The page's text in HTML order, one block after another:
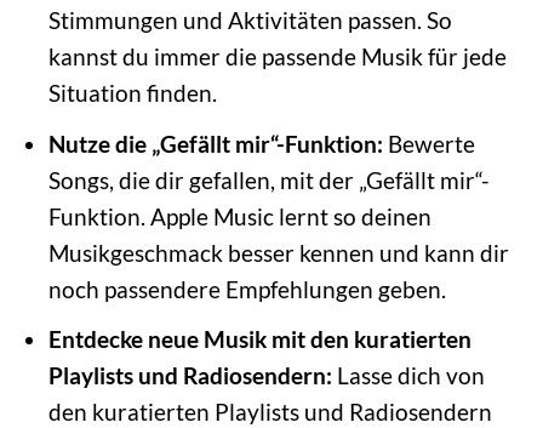
Stimmungen und Aktivitäten passen. So
kannst du immer die passende Musik für jede
Situation finden.
Nutze die „Gefällt mir“-Funktion: Bewerte
Songs, die dir gefallen, mit der „Gefällt mir“-
Funktion. Apple Music lernt so deinen
Musikgeschmack besser kennen und kann dir
noch passendere Empfehlungen geben.
Entdecke neue Musik mit den kuratierten
Playlists und Radiosendern: Lasse dich von
den kuratierten Playlists und Radiosendern